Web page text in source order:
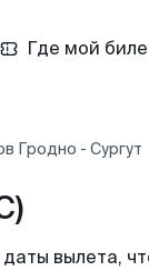
Где мой
Гродно - Сургут
вылета,